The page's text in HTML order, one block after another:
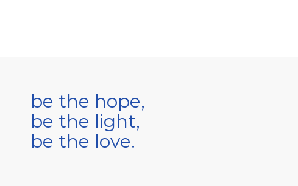
be the hope,
be the light,
be the love.